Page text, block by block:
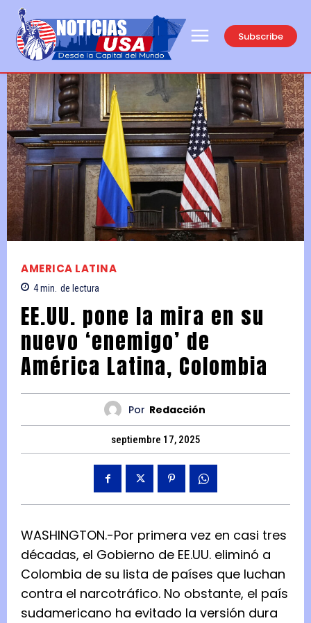
Subscribe
AMERICA LATINA
4min. de lectura
EE.UU. pone la mira en su
nuevo ‘enemigo’ de
América Latina, Colombia
Por Redacción
septiembre 17, 2025
WASHINGTON.-Por primera vez en casi tres
décadas, el Gobierno de EE.UU. eliminó a
Colombia de su lista de países que luchan
contra el narcotráfico. No obstante, el país
sudamericano ha evitado la versión dura